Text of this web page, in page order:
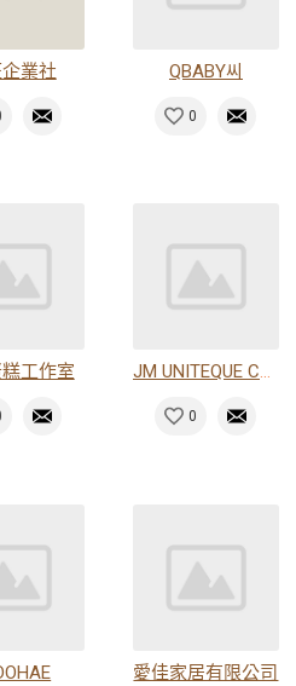
業社 QBABY씨
0
工作室 JM UNITEQUE CO., LTD.
0
愛佳家居有限公司